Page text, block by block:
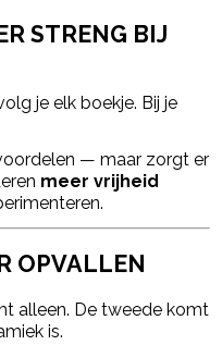
STRENG BIJ
je elk boekje. Bij je
— maar zorgt er
meer vrijheid
OPVALLEN
alleen. De tweede komt
is.